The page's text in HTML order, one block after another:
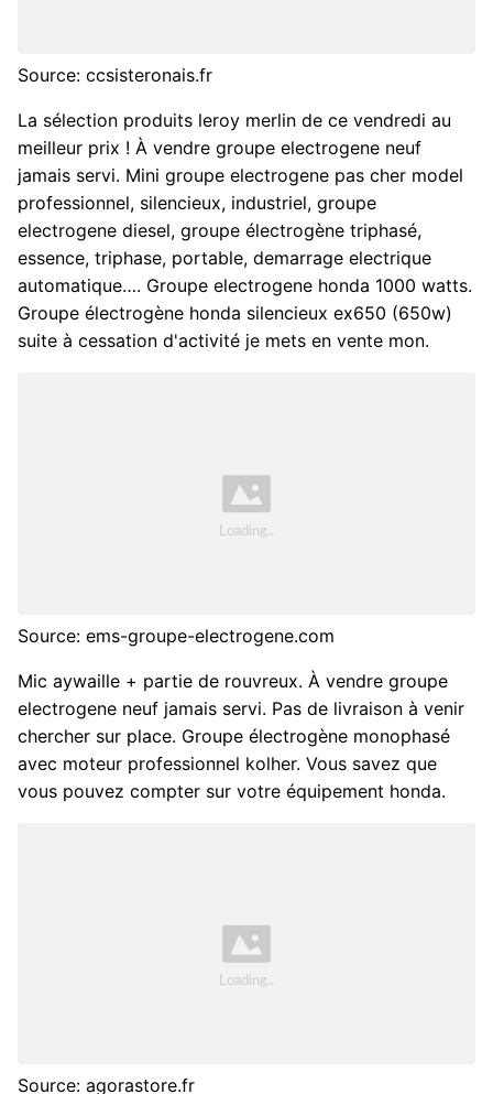
Source: ccsisteronais.fr
La sélection produits leroy merlin de ce vendredi au
meilleur prix ! À vendre groupe electrogene neuf
jamais servi. Mini groupe electrogene pas cher model
professionnel, silencieux, industriel, groupe
electrogene diesel, groupe électrogène triphasé,
essence, triphase, portable, demarrage electrique
automatique…. Groupe electrogene honda 1000 watts.
Groupe électrogène honda silencieux ex650 (650w)
suite à cessation d'activité je mets en vente mon.
Source: ems-groupe-electrogene.com
Mic aywaille + partie de rouvreux. À vendre groupe
electrogene neuf jamais servi. Pas de livraison à venir
chercher sur place. Groupe électrogène monophasé
avec moteur professionnel kolher. Vous savez que
vous pouvez compter sur votre équipement honda.
Source: agorastore.fr